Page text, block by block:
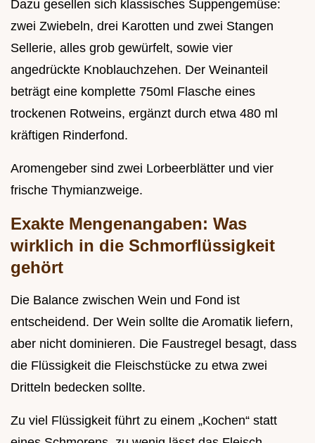
Dazu gesellen sich klassisches Suppengemüse:
zwei Zwiebeln, drei Karotten und zwei Stangen
Sellerie, alles grob gewürfelt, sowie vier
angedrückte Knoblauchzehen. Der Weinanteil
beträgt eine komplette 750ml Flasche eines
trockenen Rotweins, ergänzt durch etwa 480 ml
kräftigen Rinderfond.
Aromengeber sind zwei Lorbeerblätter und vier
frische Thymianzweige.
Exakte Mengenangaben: Was
wirklich in die Schmorflüssigkeit
gehört
Die Balance zwischen Wein und Fond ist
entscheidend. Der Wein sollte die Aromatik liefern,
aber nicht dominieren. Die Faustregel besagt, dass
die Flüssigkeit die Fleischstücke zu etwa zwei
Dritteln bedecken sollte.
Zu viel Flüssigkeit führt zu einem „Kochen“ statt